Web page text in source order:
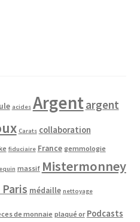
acides Argentargent
Carats collaboration
fiduciaire France gemmologie
massif Mistermonney
médaille nettoyage
de monnaie plaqué or Podcasts